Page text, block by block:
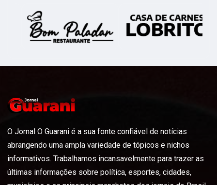
O Jornal O Guarani é a sua fonte confiável de notícias
abrangendo uma ampla variedade de tópicos e nichos
informativos. Trabalhamos incansavelmente para trazer as
últimas informações sobre política, esportes, cidades,